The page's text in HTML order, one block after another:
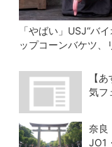
「やばい」USJ“バ
ップコーンバケツ、
が背中に張りつく衝
ンに騒然…フレーバ
【
気フ
奈良
JO1